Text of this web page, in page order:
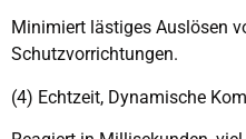
Minimiert lästiges Auslösen
Schutzvorrichtungen.
(4) Echtzeit, Dynamische